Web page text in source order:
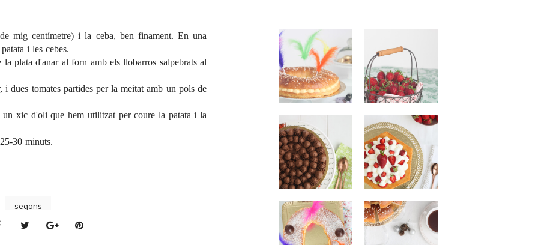
mig centímetre) i la ceba, ben finament. En una
i les cebes.
plata d'anar al forn amb els llobarros salpebrats al
dues tomates partides per la meitat amb un pols de
xic d'oli que hem utilitzat per coure la patata i la
30 minuts.
segons